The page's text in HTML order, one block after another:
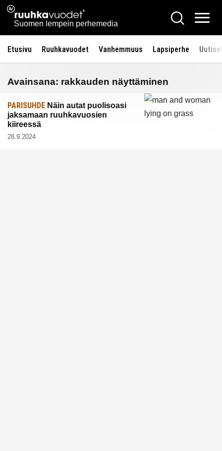
Siirry
sisältöön
Ruuhkavuodet.fi
Suomen lempein perhemedia
Hae
Etusivu Ruuhkavuodet Vanhemmuus Lapsiperhe
Avainsana: rakkauden näyttäminen
PARISUHDE Näin autat puolisoasi
jaksamaan ruuhkavuosien
kiireessä
28.9.2024